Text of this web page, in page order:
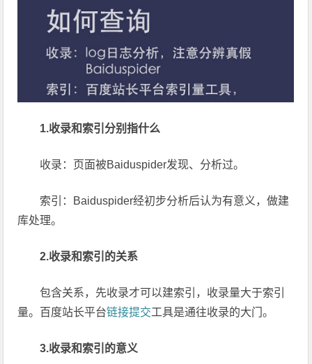
1.收录和索引分别指什么
收录：页面被Baiduspider发现、分析过。
索引：Baiduspider经初步分析后认为有意义，做建
库处理。
2.收录和索引的关系
包含关系，先收录才可以建索引，收录量大于索引
量。百度站长平台链接提交工具是通往收录的大门。
3.收录和索引的意义